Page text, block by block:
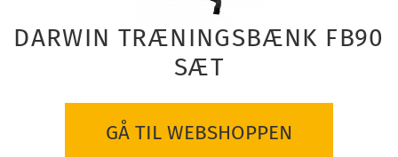
DARWIN TRÆNINGSBÆNK FB90
SÆT
GÅ TIL WEBSHOPPEN